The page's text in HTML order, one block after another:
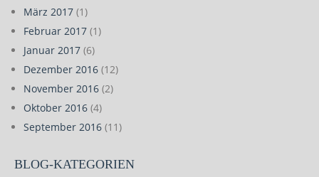
März 2017 (1)
Februar 2017 (1)
Januar 2017 (6)
Dezember 2016 (12)
November 2016 (2)
Oktober 2016 (4)
September 2016 (11)
BLOG-KATEGORIEN